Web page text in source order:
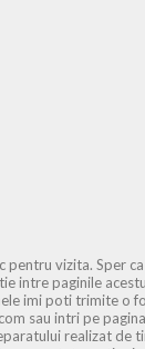
pentru vizita. Sper
intre paginile
imi poti trimite o
sau intri pe
realizat de